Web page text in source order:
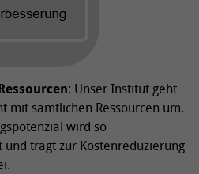
: Unser Institut geht
mit sämtlichen Ressourcen um.
wird so
trägt zur Kostenreduzierung